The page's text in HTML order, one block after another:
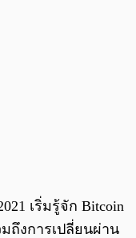
เริ่มรู้จัก Bitcoin
ถึงการเปลี่ยนผ่าน